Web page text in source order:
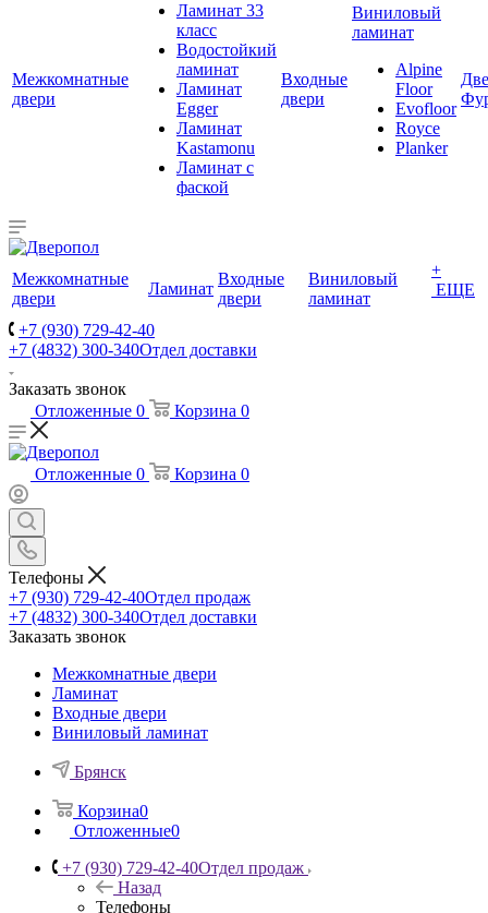
Межкомнатные
двери
Ламинат 33
класс
Водостойкий
ламинат
Ламинат
Egger
Ламинат
Kastamonu
Ламинат с
фаской
Входные
двери
Виниловый
ламинат
Alpine
Floor
Evofloor
Royce
Planker
Межкомнатные
двери
Ламинат
Входные
двери
Виниловый
ламинат
+
ЕЩЕ
+7 (930) 729-42-40
+7 (4832) 300-340Отдел доставки
Заказать звонок
Отложенные 0 Корзина 0
Отложенные 0 Корзина 0
Телефоны
+7 (930) 729-42-40Отдел продаж
+7 (4832) 300-340Отдел доставки
Заказать звонок
Межкомнатные двери
Ламинат
Входные двери
Виниловый ламинат
Брянск
Корзина0
Отложенные0
+7 (930) 729-42-40Отдел продаж
Назад
Телефоны